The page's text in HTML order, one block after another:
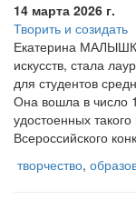
14 марта 2026 г.
Творить и созидать
Екатерина
искусств, стала
для студентов
Она вошла в число
удостоенных
Всероссийского
творчество,